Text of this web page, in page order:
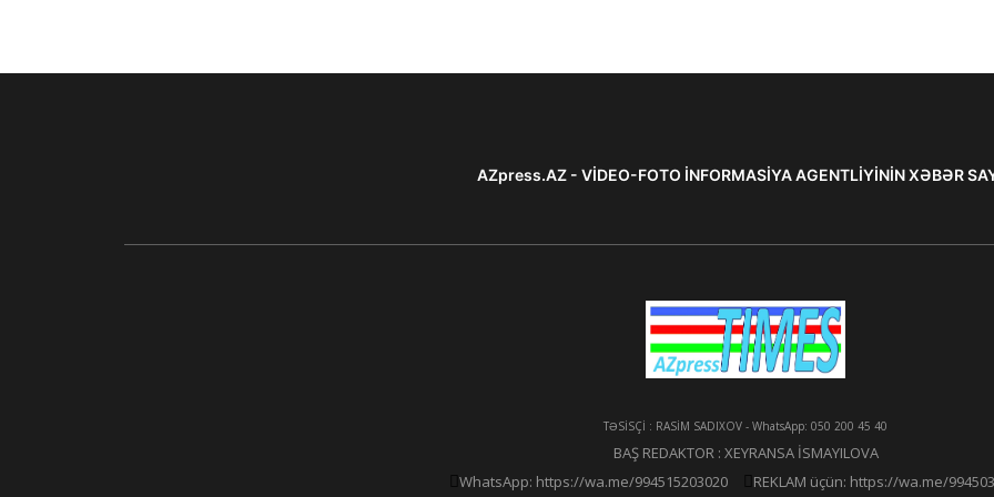
AZpress.AZ - VİDEO-FOTO İNFORMASİYA AGENTLİYİNİN XƏBƏR
TƏSİSÇİ : RASİM SADIXOV - WhatsApp: 050 200 45 40
BAŞ REDAKTOR : XEYRANSA İSMAYILOVA
WhatsApp: https://wa.me/994515203020
REKLAM üçün: https://wa.me/